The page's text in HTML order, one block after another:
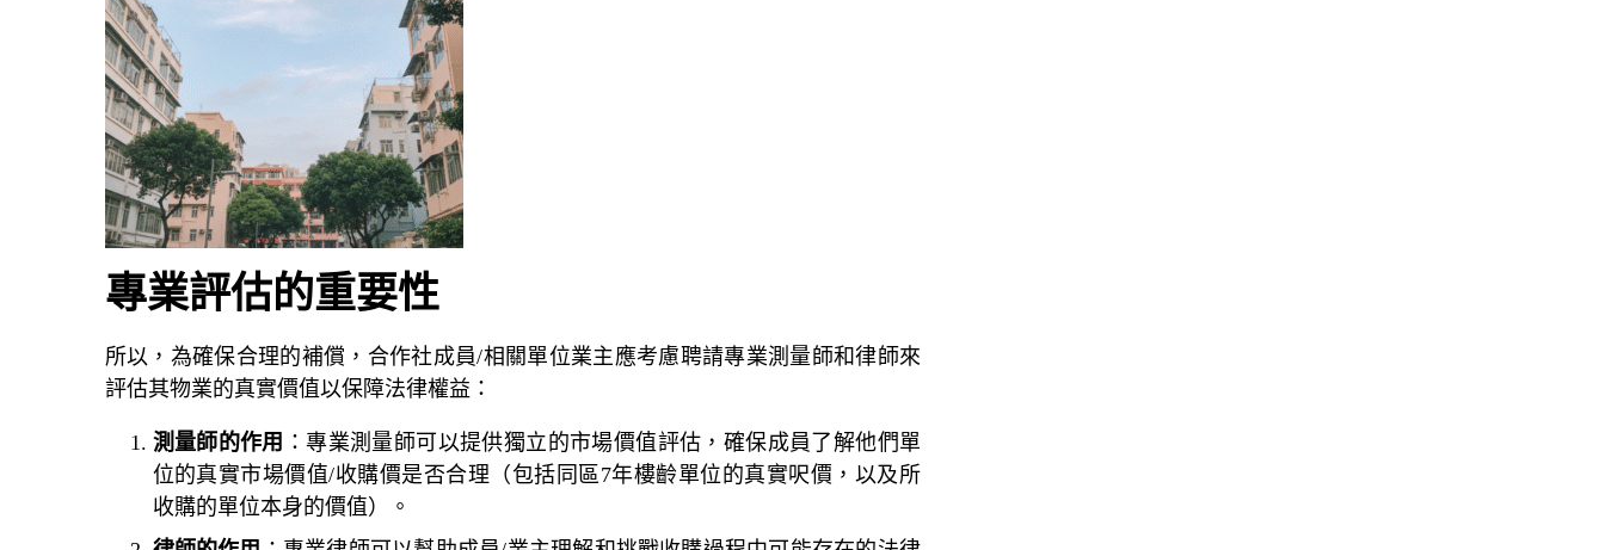
專業評估的重要性
所以，為確保合理的補償，合作社成員/相關單位業主應考慮聘請專業測量師和律師來
評估其物業的真實價值以保障法律權益：
測量師的作用 ：專業測量師可以提供獨立的市場價值評估，確保成員了解他們單
位的真實市場價值/收購價是否合理（包括同區7年樓齡單位的真實呎價，以及所
收購的單位本身的價值）。